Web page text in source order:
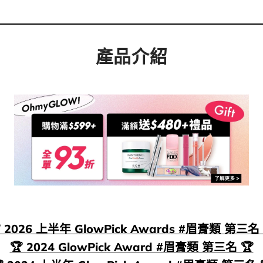
產品介紹
2026 上半年 GlowPick Awards #眉膏類 第三名
🏆 2024 GlowPick Award #眉膏類 第三名 🏆